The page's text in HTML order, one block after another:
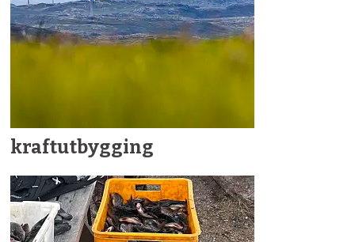
kraftutbygging